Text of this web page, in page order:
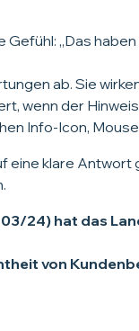
Gefühl: „Das
ab. Sie
wenn der
Info-Icon,
eine klare Antwort
24) hat das
von